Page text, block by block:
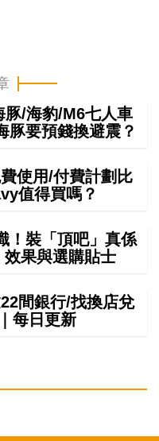
豚/海豹/M6七人車
豚要預錢換避震？
使用/付費計劃比
值得買嗎？
！裝「頂吧」真係
果與選購貼士
間銀行/找換店兌
每日更新